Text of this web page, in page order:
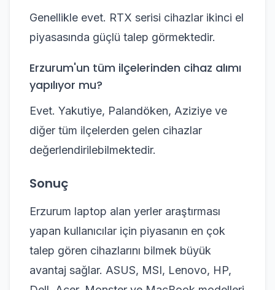
Genellikle evet. RTX serisi cihazlar ikinci el
piyasasında güçlü talep görmektedir.
Erzurum'un tüm ilçelerinden cihaz alımı
yapılıyor mu?
Evet. Yakutiye, Palandöken, Aziziye ve
diğer tüm ilçelerden gelen cihazlar
değerlendirilebilmektedir.
Sonuç
Erzurum laptop alan yerler araştırması
yapan kullanıcılar için piyasanın en çok
talep gören cihazlarını bilmek büyük
avantaj sağlar. ASUS, MSI, Lenovo, HP,